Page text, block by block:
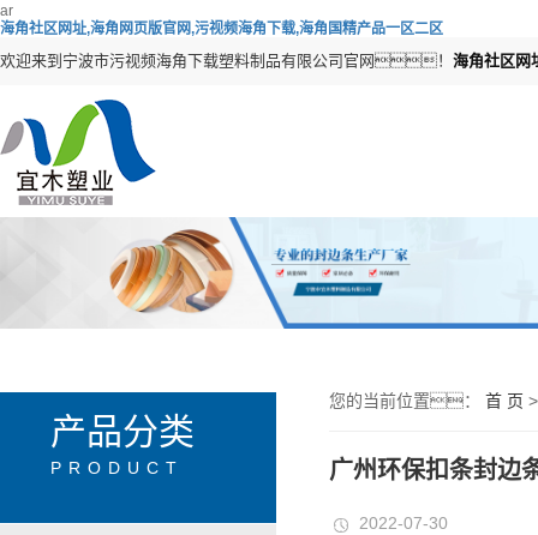
ar
海角社区网址,海角网页版官网,污视频海角下载,海角国精产品一区二区
欢迎来到宁波市污视频海角下载塑料制品有限公司官网！ 海角社区
产品分类
PRODUCT
您的当前位置： 首 页
广州环保扣条封边
2022-07-30